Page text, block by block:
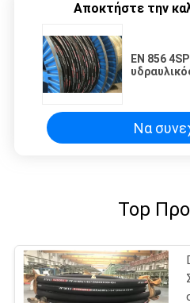
Αποκτήστε την
EN 856
Να
Top